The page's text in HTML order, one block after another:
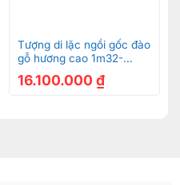
Tượng di lặc ngồi gốc đào
gỗ hương cao 1m32-
16.100.000 ₫